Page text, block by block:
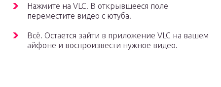
Нажмите на VLC. В открывшееся поле
переместите видео с ютуба.
Всё. Остается зайти в приложение VLC на вашем
айфоне и воспроизвести нужное видео.